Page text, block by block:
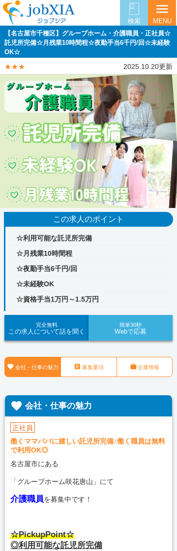
検索
menu
MENU
【名古屋市千種区】グループホーム・介護職員・正社員☆
託児所完備☆月残業10時間程☆夜勤手当6千円/回☆未経験
OK☆
★★★ 2025.10.20更新
この求人のポイント
☆利用可能な託児所完備
☆月残業10時間程
☆夜勤手当6千円/回
☆未経験OK
☆資格手当1万円～1.5万円
完全無料
この求人について話を聞く
簡単30秒
Webで応募
 会社・仕事の魅力  募集要項 企業情報
 会社・仕事の魅力
正社員
働くママパパに嬉しい託児所完備♪働く職員は無料
で利用OK◎
名古屋市にある
「グループホーム咲花唐山」にて
介護職員を募集中です！
☆PickupPoint☆
◎利用可能な託児所完備